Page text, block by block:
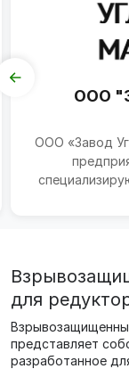
ООО
ООО «Завод
для
представляет
разработанное